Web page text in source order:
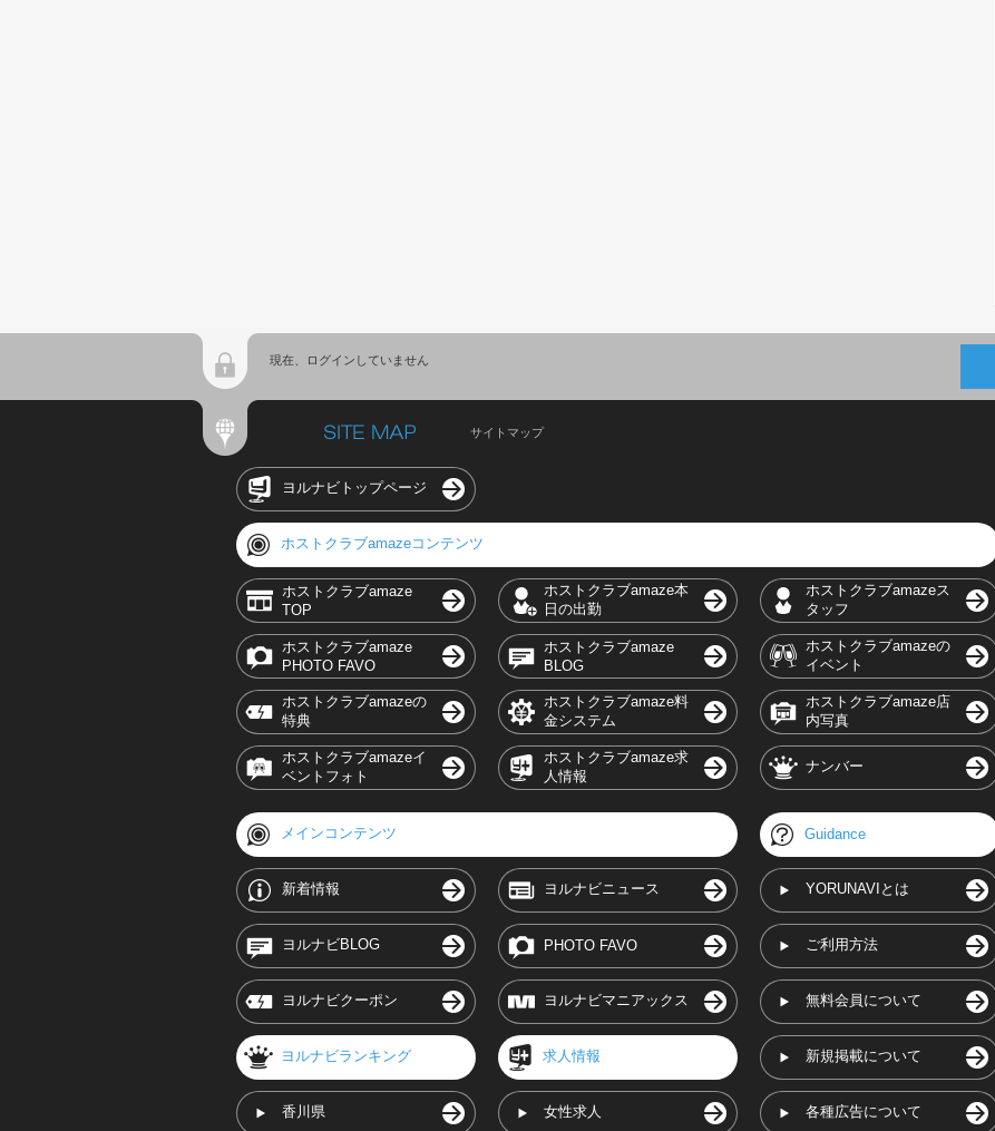
現在、ログインしていません
サイトマップ
ヨルナビトップページ
ホストクラブamazeコンテンツ
ホストクラブamaze
TOP
ホストクラブamaze本
日の出勤
ホストクラブamazeス
タッフ
ホストクラブamaze
PHOTO FAVO
ホストクラブamaze
BLOG
ホストクラブamazeの
イベント
ホストクラブamazeの
特典
ホストクラブamaze料
金システム
ホストクラブamaze店
内写真
ホストクラブamazeイ
ベントフォト
ホストクラブamaze求
人情報
ナンバー
メインコンテンツ
新着情報 ヨルナビニュース
ヨルナビBLOG PHOTO FAVO
ヨルナビクーポン ヨルナビマニアックス
ヨルナビランキング
香川県
求人情報
女性求人
Guidance
YORUNAVIとは
ご利用方法
無料会員について
新規掲載について
各種広告について